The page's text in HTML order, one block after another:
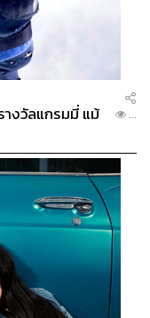
งวัลแกรมมี่ แม้
...